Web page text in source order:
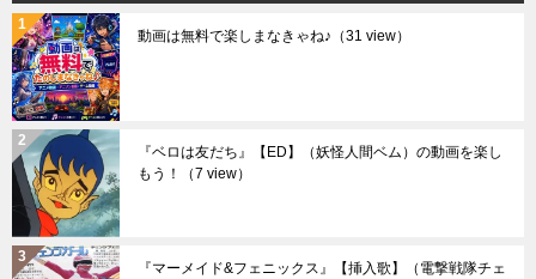
動画は無料で楽しまなきゃね♪ （31 view）
『ベロは友だち』【ED】（妖怪人間ベム）の動画を楽し
もう！
（7 view）
『マーメイド&フェニックス』【挿入歌】（電撃戦隊チェ